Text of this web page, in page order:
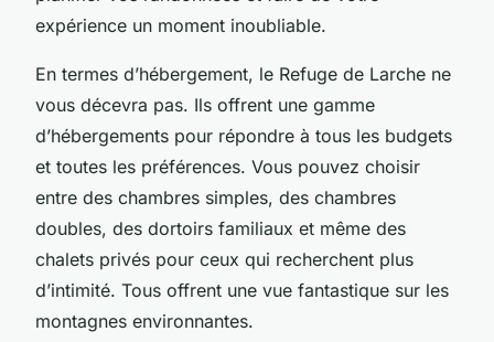
expérience un moment inoubliable.
En termes d’hébergement, le Refuge de Larche ne
vous décevra pas. Ils offrent une gamme
d’hébergements pour répondre à tous les budgets
et toutes les préférences. Vous pouvez choisir
entre des chambres simples, des chambres
doubles, des dortoirs familiaux et même des
chalets privés pour ceux qui recherchent plus
d’intimité. Tous offrent une vue fantastique sur les
montagnes environnantes.